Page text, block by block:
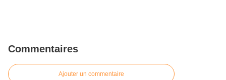
Commentaires
Ajouter un commentaire